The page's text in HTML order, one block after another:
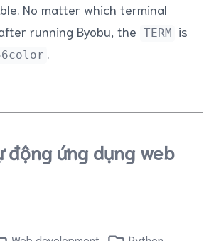
No matter which terminal
running Byobu, the TERM
is
.
động ứng dụng web